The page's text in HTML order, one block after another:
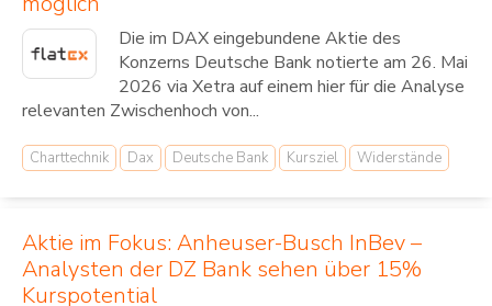
Die im DAX eingebundene Aktie des
Konzerns Deutsche Bank notierte am 26. Mai
2026 via Xetra auf einem hier für die Analyse
relevanten Zwischenhoch von...
Charttechnik Dax Deutsche Bank Kursziel Widerstände
Aktie im Fokus: Anheuser-Busch InBev –
Analysten der DZ Bank sehen über 15%
Kurspotential